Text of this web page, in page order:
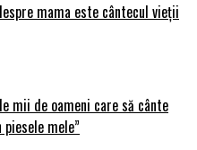
mama este cântecul vieții
mii de oameni care să cânte
mele”